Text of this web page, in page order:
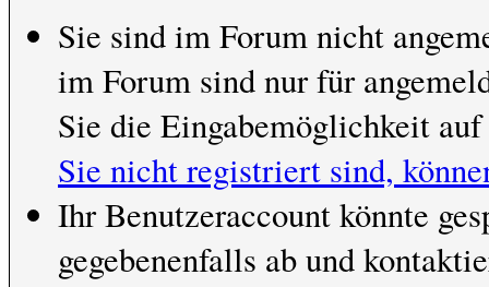
Sie sind im Forum nicht
im Forum sind nur für
Sie die Eingabemöglichkeit
Sie nicht registriert sind,
Ihr Benutzeraccount könnte
gegebenenfalls ab und